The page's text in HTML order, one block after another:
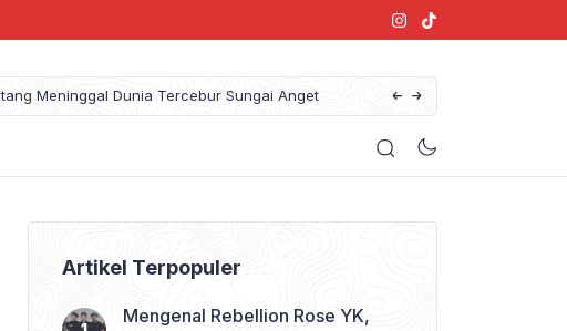
Karyawan Warung Mendoan Amba Suci Sotang Meninggal Dunia Tercebur Sungai Anget Konser Denny Caknan di
Artikel Terpopuler
Mengenal Rebellion Rose YK,